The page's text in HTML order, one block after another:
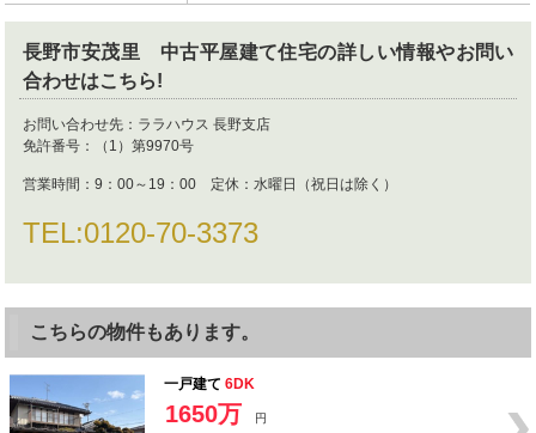
長野市安茂里 中古平屋建て住宅の詳しい情報やお問い
合わせはこちら!
お問い合わせ先： ララハウス 長野支店
免許番号：
（1）第9970号
営業時間： 9：00～19：00 定休：水曜日（祝日は除く）
TEL:0120-70-3373
こちらの物件もあります。
一戸建て 6DK
1650万
円